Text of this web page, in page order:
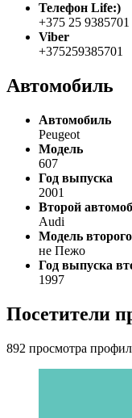
Телефон Life:)
+375 25 9385701
Viber
+375259385701
Автомобиль
Автомобиль
Peugeot
Модель
607
Год выпуска
2001
Второй
Audi
Модель
не Пежо
Год выпуска
1997
Посетители
892 просмотра